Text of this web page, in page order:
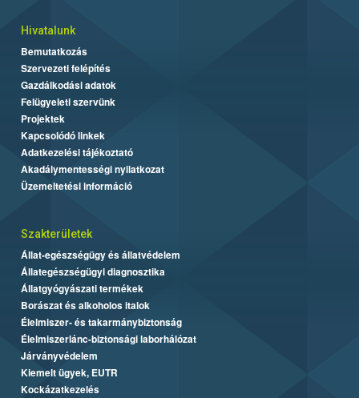
Hivatalunk
Bemutatkozás
Szervezeti felépítés
Gazdálkodási adatok
Felügyeleti szervünk
Projektek
Kapcsolódó linkek
Adatkezelési tájékoztató
Akadálymentességi nyilatkozat
Üzemeltetési információ
Szakterületek
Állat-egészségügy és állatvédelem
Állategészségügyi diagnosztika
Állatgyógyászati termékek
Borászat és alkoholos italok
Élelmiszer- és takarmánybiztonság
Élelmiszerlánc-biztonsági laborhálózat
Járványvédelem
Kiemelt ügyek, EUTR
Kockázatkezelés